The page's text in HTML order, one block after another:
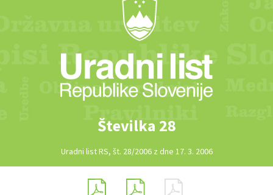
Številka 28
Uradni list RS, št. 28/2006 z dne 17. 3. 2006